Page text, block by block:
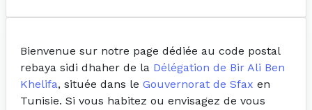
Bienvenue sur notre page dédiée au code postal
rebaya sidi dhaher de la Délégation de Bir Ali Ben
Khelifa, située dans le Gouvernorat de Sfax en
Tunisie. Si vous habitez ou envisagez de vous